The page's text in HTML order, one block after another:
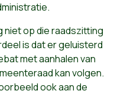
op die raadszitting
is dat er geluisterd
met aanhalen van
kan volgen.
ook aan de